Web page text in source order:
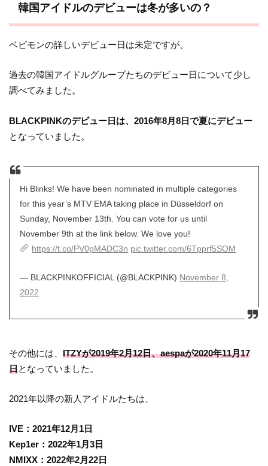
韓国アイドルのデビューは冬が多いの？
ベビモンの詳しいデビュー日は未定ですが、
過去の韓国アイドルグループたちのデビュー日について少し
調べてみました。
BLACKPINKのデビュー日は、2016年8月8日で夏にデビュー
となっていました。
Hi Blinks! We have been nominated in multiple categories
for this year’s MTV EMA taking place in Düsseldorf on
Sunday, November 13th. You can vote for us until
November 9th at the link below. We love you!
https://t.co/PV0pMADC3n pic.twitter.com/6Tpprf5SOM
— BLACKPINKOFFICIAL (@BLACKPINK) November 8,
2022
その他には、ITZYが2019年2月12日、aespaが2020年11月17
日となっていました。
2021年以降の新人アイドルたちは、
IVE：2021年12月1日
Kep1er：2022年1月3日
NMIXX：2022年2月22日